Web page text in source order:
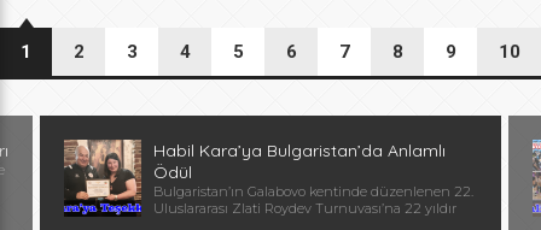
1 2 3 4 5 6 7 8 9 10
Habil Kara’ya Bulgaristan’da Anlamlı
Ödül
Bulgaristan’ın Galabovo kentinde düzenlenen 22.
Uluslararası Zlati Roydev Turnuvası’na 22 yıldır